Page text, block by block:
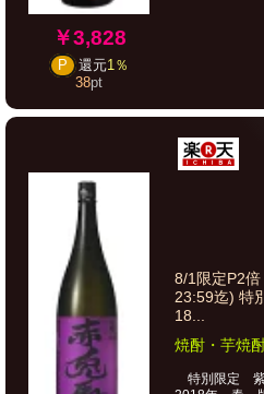
￥3,828
P 還元1％
38pt
8/1限定P2
23:59迄) 特
18...
焼酎・芋焼
特別限定 紫